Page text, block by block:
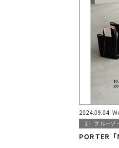
2024.09.04
2F ブルーゾ
PORTER「